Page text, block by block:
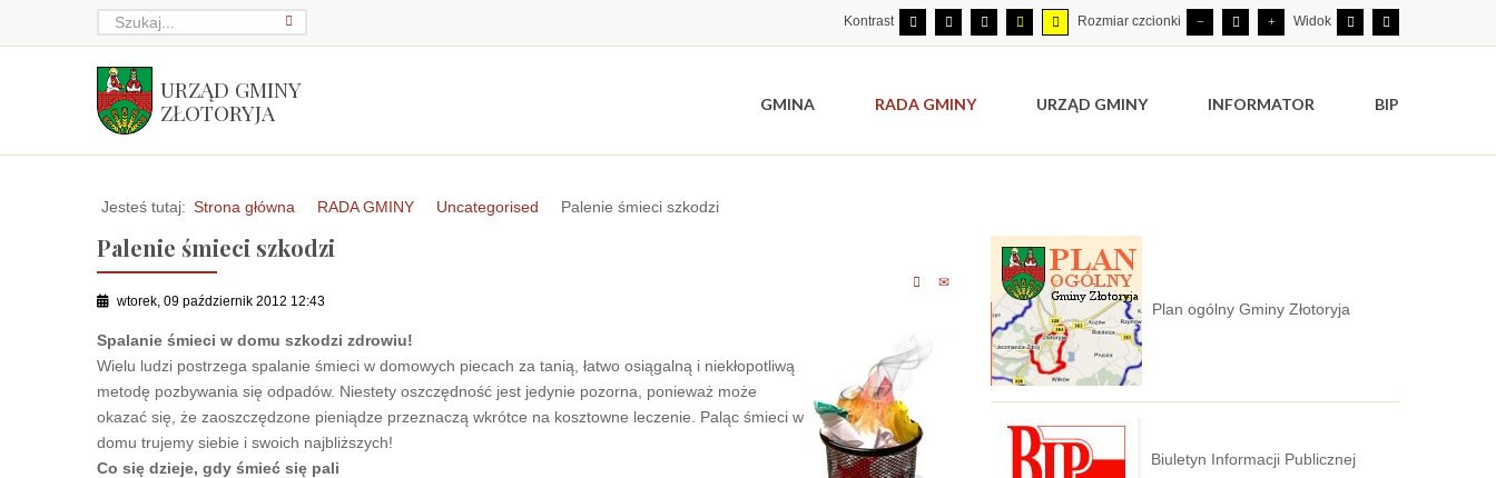
Kontrast Rozmiar czcionki Widok
URZĄD GMINY
ZŁOTORYJA
GMINA RADA GMINY URZĄD GMINY INFORMATOR BIP
Jesteś tutaj: Strona główna RADA GMINY Uncategorised Palenie śmieci szkodzi
Palenie śmieci szkodzi
wtorek, 09 październik 2012 12:43
Spalanie śmieci w domu szkodzi zdrowiu!
Wielu ludzi postrzega spalanie śmieci w domowych piecach za tanią, łatwo osiągalną i niekłopotliwą
metodę pozbywania się odpadów. Niestety oszczędność jest jedynie pozorna, ponieważ może
okazać się, że zaoszczędzone pieniądze przeznaczą wkrótce na kosztowne leczenie. Paląc śmieci w
domu trujemy siebie i swoich najbliższych!
Co się dzieje, gdy śmieć się pali
Plan ogólny Gminy Złotoryja
Biuletyn Informacji Publicznej